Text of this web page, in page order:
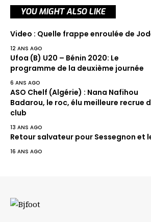
YOU MIGHT ALSO LIKE
Video : Quelle frappe enroulée de
12 ANS AGO
Ufoa (B) U20 – Bénin 2020: Le
programme de la deuxième journée
6 ANS AGO
ASO Chelf (Algérie) : Nana Nafihou
Badarou, le roc, élu meilleure recrue
club
13 ANS AGO
Retour salvateur pour Sessegnon et
16 ANS AGO